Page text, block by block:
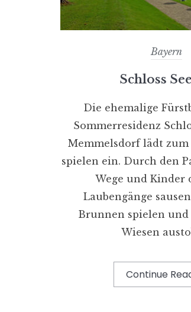
Bayern
Schloss
Die ehemalige
Sommerresidenz
Memmelsdorf lädt zum
spielen ein. Durch den
Wege und Kinder
Laubengänge
Brunnen spielen und
Wiesen
Continue